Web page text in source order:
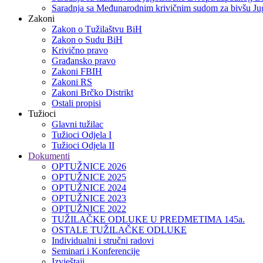
Saradnja sa Međunarodnim krivičnim sudom za bivšu
Zakoni
Zakon o Тužilaštvu BiH
Zakon o Sudu BiH
Krivično pravo
Građansko pravo
Zakoni FBIH
Zakoni RS
Zakoni Brčko Distrikt
Ostali propisi
Tužioci
Glavni tužilac
Tužioci Odjela I
Tužioci Odjela II
Dokumenti
OPTUŽNICE 2026
OPTUŽNICE 2025
OPTUŽNICE 2024
OPTUŽNICE 2023
OPTUŽNICE 2022
TUŽILAČKE ODLUKE U PREDMETIMA 145a.
OSTALE TUŽILAČKE ODLUKE
Individualni i stručni radovi
Seminari i Konferencije